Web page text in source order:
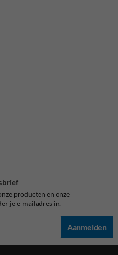
producten en onze
je e-mailadres in.
Aanmelden